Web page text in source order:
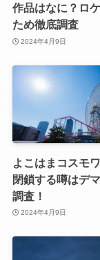
作品はなに？ロ
ため徹底調査
2024年4月9日
よこはまコスモ
閉鎖する噂はデ
調査！
2024年4月9日